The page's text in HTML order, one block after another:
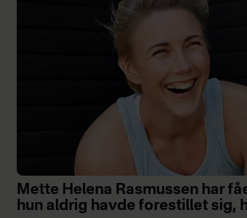
Mette Helena Rasmussen har
hun aldrig havde forestillet sig,